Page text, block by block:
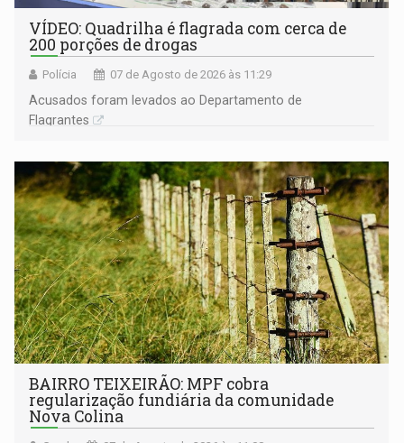
VÍDEO: Quadrilha é flagrada com cerca de
200 porções de drogas
Polícia 07 de Agosto de 2026 às 11:29
Acusados foram levados ao Departamento de
Flagrantes
BAIRRO TEIXEIRÃO: MPF cobra
regularização fundiária da comunidade
Nova Colina